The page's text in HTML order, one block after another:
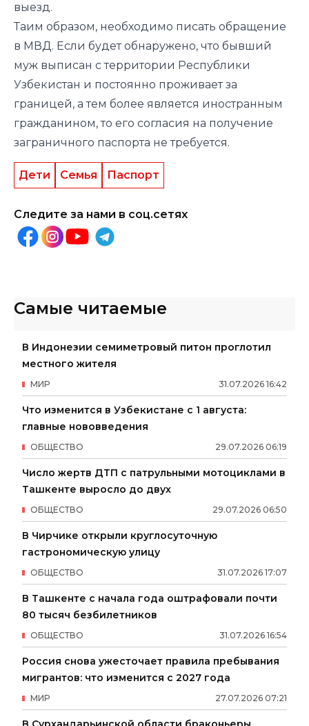
выезд.
Таим образом, необходимо писать обращение
в МВД. Если будет обнаружено, что бывший
муж выписан с территории Республики
Узбекистан и постоянно проживает за
границей, а тем более является иностранным
гражданином, то его согласия на получение
заграничного паспорта не требуется.
Дети Семья Паспорт
Следите за нами в соц.сетях
Самые читаемые
В Индонезии семиметровый питон проглотил
местного жителя
31.07.2026 16:42
МИР
Что изменится в Узбекистане с 1 августа:
главные нововведения
29.07.2026 06:19
ОБЩЕСТВО
Число жертв ДТП с патрульными мотоциклами в
Ташкенте выросло до двух
29.07.2026 06:50
ОБЩЕСТВО
В Чирчике открыли круглосуточную
гастрономическую улицу
31.07.2026 17:07
ОБЩЕСТВО
В Ташкенте с начала года оштрафовали почти
80 тысяч безбилетников
31.07.2026 16:54
ОБЩЕСТВО
Россия снова ужесточает правила пребывания
мигрантов: что изменится с 2027 года
27.07.2026 07:21
МИР